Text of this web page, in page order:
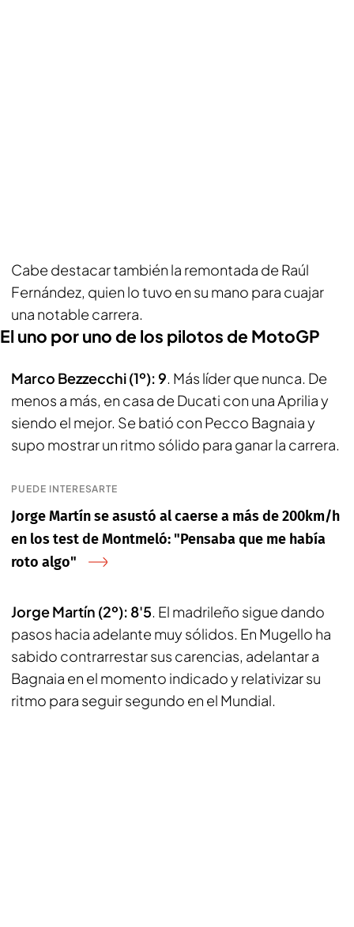
Cabe destacar también la remontada de Raúl
Fernández, quien lo tuvo en su mano para cuajar
una notable carrera.
El uno por uno de los pilotos de MotoGP
Marco Bezzecchi (1º): 9. Más líder que nunca. De
menos a más, en casa de Ducati con una Aprilia y
siendo el mejor. Se batió con Pecco Bagnaia y
supo mostrar un ritmo sólido para ganar la carrera.
PUEDE INTERESARTE
Jorge Martín se asustó al caerse a más de 200km/h
en los test de Montmeló: "Pensaba que me había
roto algo"
Jorge Martín (2º): 8'5. El madrileño sigue dando
pasos hacia adelante muy sólidos. En Mugello ha
sabido contrarrestar sus carencias, adelantar a
Bagnaia en el momento indicado y relativizar su
ritmo para seguir segundo en el Mundial.